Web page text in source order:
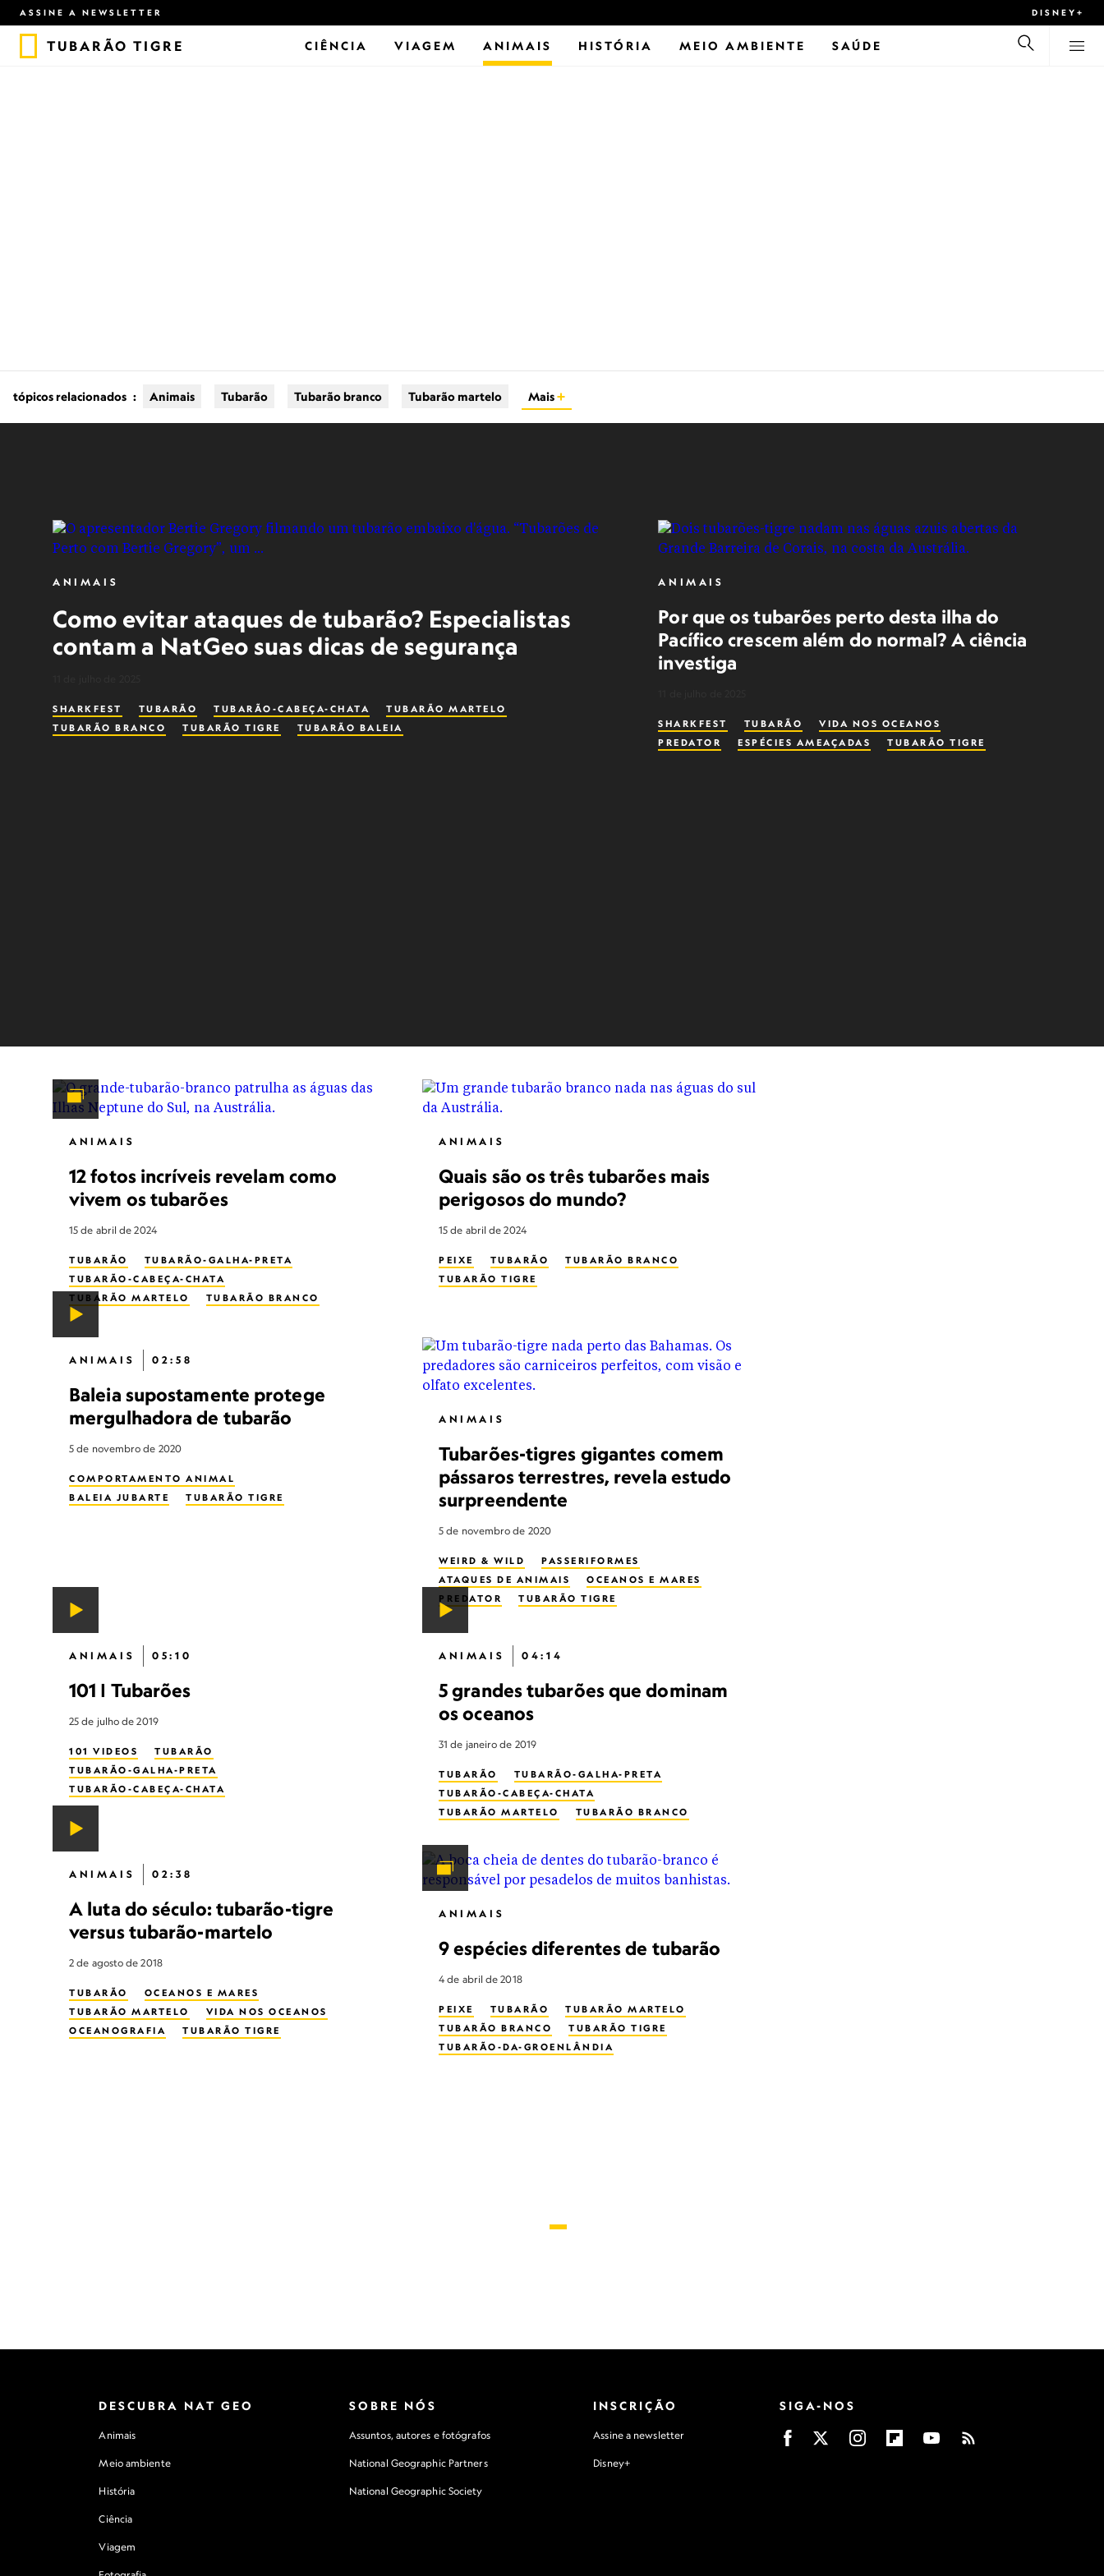
ASSINE A NEWSLETTER DISNEY+
TUBARÃO TIGRE CIÊNCIA VIAGEM ANIMAIS HISTÓRIA MEIO AMBIENTE SAÚDE
tópicos relacionados : Animais Tubarão Tubarão branco Tubarão martelo Mais
ANIMAIS
Como evitar ataques de tubarão? Especialistas
contam a NatGeo suas dicas de segurança
SHARKFEST TUBARÃO TUBARÃO-CABEÇA-CHATA
TUBARÃO MARTELO
TUBARÃO BRANCO
TUBARÃO TIGRE TUBARÃO BALEIA
ANIMAIS
Por que os tubarões perto desta ilha do
Pacífico crescem além do normal? A ciência
investiga
SHARKFEST TUBARÃO
VIDA NOS OCEANOS
PREDATOR
ESPÉCIES AMEAÇADAS TUBARÃO TIGRE
ANIMAIS
12 fotos incríveis revelam como
vivem os tubarões
15 de abril de 2024
TUBARÃO
TUBARÃO-GALHA-PRETA
TUBARÃO-CABEÇA-CHATA
TUBARÃO MARTELO
TUBARÃO BRANCO
TUBARÃO TIGRE
ANIMAIS
Quais são os três tubarões mais
perigosos do mundo?
15 de abril de 2024
PEIXE TUBARÃO
TUBARÃO BRANCO
TUBARÃO TIGRE
ANIMAIS 02:58
Baleia supostamente protege
mergulhadora de tubarão
5 de novembro de 2020
COMPORTAMENTO ANIMAL
BALEIA JUBARTE
TUBARÃO TIGRE
ANIMAIS
Tubarões-tigres gigantes comem
pássaros terrestres, revela estudo
surpreendente
5 de novembro de 2020
WEIRD & WILD
PASSERIFORMES
ATAQUES DE ANIMAIS
OCEANOS E MARES
PREDATOR
TUBARÃO TIGRE
ANIMAIS 05:10
101 | Tubarões
25 de julho de 2019
101 VIDEOS
TUBARÃO
TUBARÃO-GALHA-PRETA
TUBARÃO-CABEÇA-CHATA
TUBARÃO MARTELO
TUBARÃO TIGRE
101 VIDEO SHORTS
ANIMAIS 04:14
5 grandes tubarões que dominam
os oceanos
31 de janeiro de 2019
TUBARÃO
TUBARÃO-GALHA-PRETA
TUBARÃO-CABEÇA-CHATA
TUBARÃO MARTELO
TUBARÃO BRANCO
ANIMAIS 02:38
A luta do século: tubarão-tigre
versus tubarão-martelo
2 de agosto de 2018
TUBARÃO
OCEANOS E MARES
TUBARÃO MARTELO
VIDA NOS OCEANOS
OCEANOGRAFIA
TUBARÃO TIGRE
ANIMAIS
9 espécies diferentes de tubarão
4 de abril de 2018
PEIXE TUBARÃO
TUBARÃO MARTELO
TUBARÃO BRANCO
TUBARÃO TIGRE
TUBARÃO-DA-GROENLÂNDIA
DESCUBRA NAT GEO
Animais
Meio ambiente
História
Ciência
Viagem
SOBRE NÓS
Assuntos, autores e fotógrafos
National Geographic Partners
National Geographic Society
INSCRIÇÃO
Assine a newsletter
Disney+
SIGA-NOS